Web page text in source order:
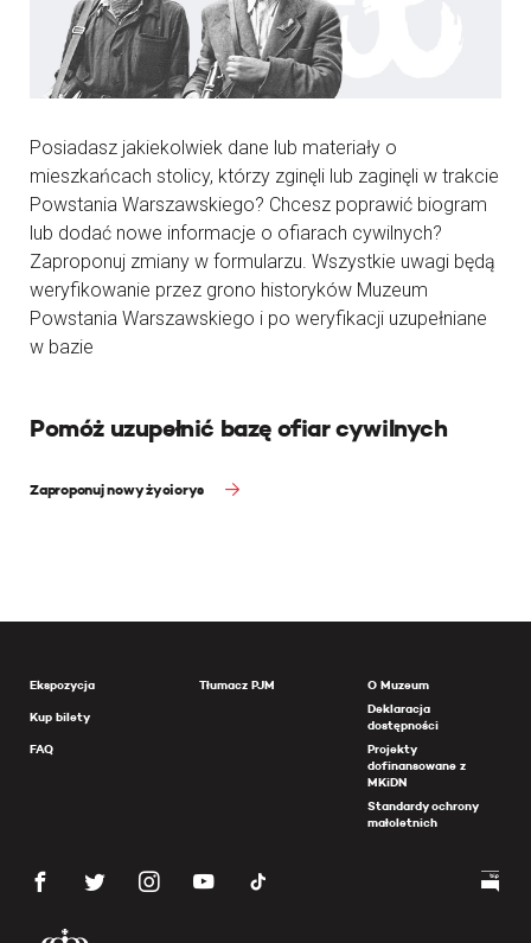
Posiadasz jakiekolwiek dane lub materiały o
mieszkańcach stolicy, którzy zginęli lub zaginęli w trakcie
Powstania Warszawskiego? Chcesz poprawić biogram
lub dodać nowe informacje o ofiarach cywilnych?
Zaproponuj zmiany w formularzu. Wszystkie uwagi będą
weryfikowanie przez grono historyków Muzeum
Powstania Warszawskiego i po weryfikacji uzupełniane
w bazie
Pomóż uzupełnić bazę ofiar cywilnych
Zaproponuj nowy życiorys
Ekspozycja
Kup bilety
FAQ
Tłumacz PJM
O Muzeum
Deklaracja
dostępności
Projekty
dofinansowane z
MKiDN
Standardy ochrony
małoletnich